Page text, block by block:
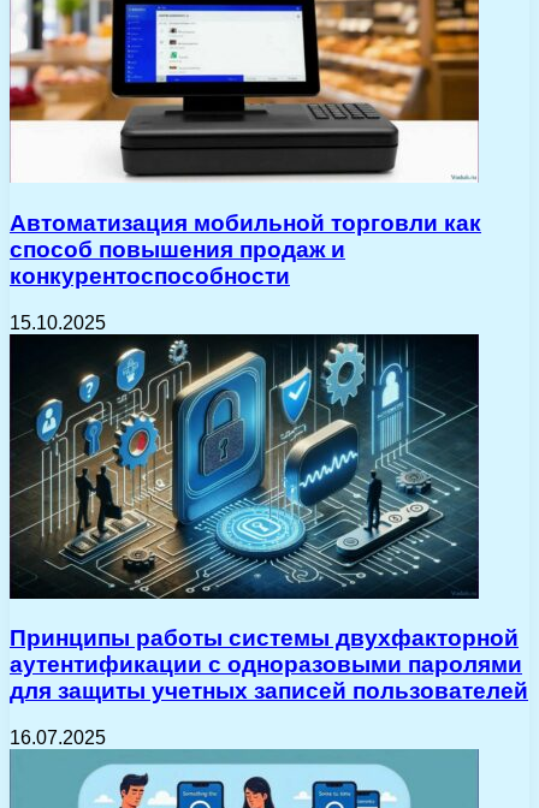
Автоматизация мобильной торговли как
способ повышения продаж и
конкурентоспособности
15.10.2025
Принципы работы системы двухфакторной
аутентификации с одноразовыми паролями
для защиты учетных записей пользователей
16.07.2025